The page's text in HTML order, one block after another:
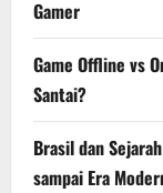
Gamer
Game Offline vs
Santai?
Brasil dan
sampai Era